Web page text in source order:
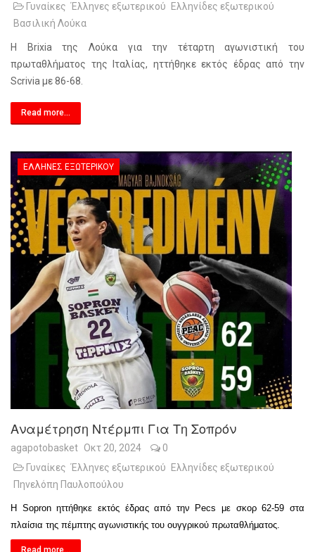
Γυναίκες Έλληνες εξωτερικού
Ελληνίδες εξωτερικού
Βασιλική Λούκα
Η Brixia της Λούκα για την τέταρτη αγωνιστική του
πρωταθλήματος της Ιταλίας, ηττήθηκε εκτός έδρας από την
Scrivia με 86-68.
Read more...
ΈΛΛΗΝΕΣ ΕΞΩΤΕΡΙΚΟΎ
Αναμέτρηση Ντέρμπι Για Τη Σοπρόν
agapotobasket Οκτ 20, 2024
0
Γυναίκες Έλληνες εξωτερικού
Ελληνίδες εξωτερικού
Πηνελόπη Παυλοπούλου
Η Sopron ηττήθηκε εκτός έδρας από την Pecs με σκορ 62-59 στα
πλαίσια της πέμπτης αγωνιστικής του ουγγρικού πρωταθλήματος.
Read more...